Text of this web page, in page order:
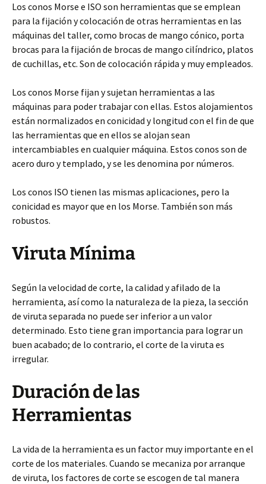
Los conos Morse e ISO son herramientas que se emplean
para la fijación y colocación de otras herramientas en las
máquinas del taller, como brocas de mango cónico, porta
brocas para la fijación de brocas de mango cilíndrico, platos
de cuchillas, etc. Son de colocación rápida y muy empleados.
Los conos Morse fijan y sujetan herramientas a las
máquinas para poder trabajar con ellas. Estos alojamientos
están normalizados en conicidad y longitud con el fin de que
las herramientas que en ellos se alojan sean
intercambiables en cualquier máquina. Estos conos son de
acero duro y templado, y se les denomina por números.
Los conos ISO tienen las mismas aplicaciones, pero la
conicidad es mayor que en los Morse. También son más
robustos.
Viruta Mínima
Según la velocidad de corte, la calidad y afilado de la
herramienta, así como la naturaleza de la pieza, la sección
de viruta separada no puede ser inferior a un valor
determinado. Esto tiene gran importancia para lograr un
buen acabado; de lo contrario, el corte de la viruta es
irregular.
Duración de las
Herramientas
La vida de la herramienta es un factor muy importante en el
corte de los materiales. Cuando se mecaniza por arranque
de viruta, los factores de corte se escogen de tal manera